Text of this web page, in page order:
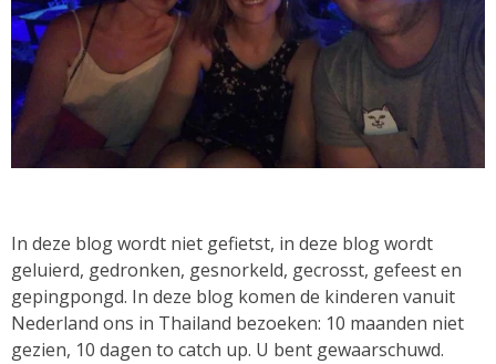
In deze blog wordt niet gefietst, in deze blog wordt
geluierd, gedronken, gesnorkeld, gecrosst, gefeest en
gepingpongd. In deze blog komen de kinderen vanuit
Nederland ons in Thailand bezoeken: 10 maanden niet
gezien, 10 dagen to catch up. U bent gewaarschuwd.